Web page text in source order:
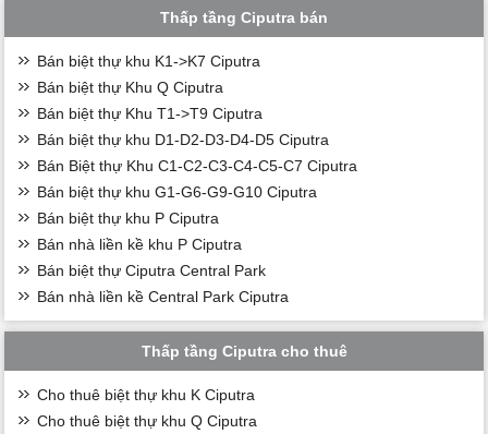
Thấp tầng Ciputra bán
Bán biệt thự khu K1->K7 Ciputra
Bán biệt thự Khu Q Ciputra
Bán biệt thự Khu T1->T9 Ciputra
Bán biệt thự khu D1-D2-D3-D4-D5 Ciputra
Bán Biệt thự Khu C1-C2-C3-C4-C5-C7 Ciputra
Bán biệt thự khu G1-G6-G9-G10 Ciputra
Bán biệt thự khu P Ciputra
Bán nhà liền kề khu P Ciputra
Bán biệt thự Ciputra Central Park
Bán nhà liền kề Central Park Ciputra
Thấp tầng Ciputra cho thuê
Cho thuê biệt thự khu K Ciputra
Cho thuê biệt thự khu Q Ciputra